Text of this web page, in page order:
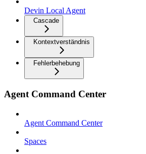
Devin Local Agent
Cascade
Kontextverständnis
Fehlerbehebung
Agent Command Center
Agent Command Center
Spaces